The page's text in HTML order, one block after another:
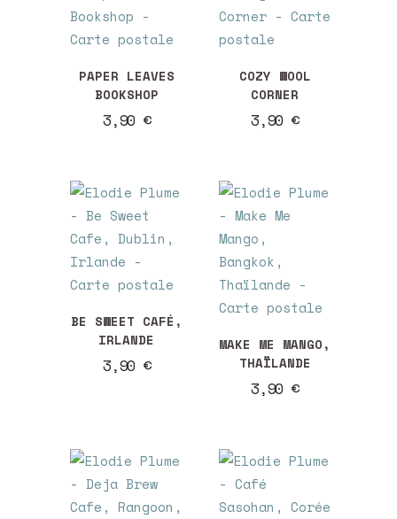
PAPER LEAVES
BOOKSHOP
3,90 €
COZY WOOL
CORNER
3,90 €
BE SWEET CAFÉ,
IRLANDE
3,90 €
MAKE ME MANGO,
THAÏLANDE
3,90 €